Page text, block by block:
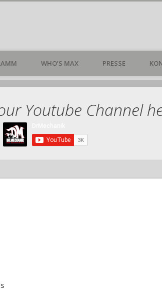
WHO’S MAX PRESSE
Aggro
Youtube Channel